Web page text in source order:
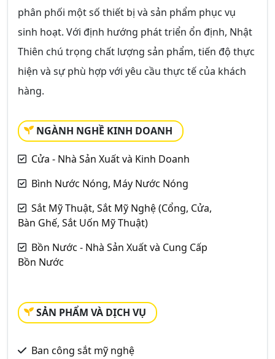
phân phối một số thiết bị và sản phẩm phục vụ
sinh hoạt. Với định hướng phát triển ổn định, Nhật
Thiên chú trọng chất lượng sản phẩm, tiến độ thực
hiện và sự phù hợp với yêu cầu thực tế của khách
hàng.
NGÀNH NGHỀ KINH DOANH
Cửa - Nhà Sản Xuất và Kinh Doanh
Bình Nước Nóng, Máy Nước Nóng
Sắt Mỹ Thuật, Sắt Mỹ Nghệ (Cổng, Cửa,
Bàn Ghế, Sắt Uốn Mỹ Thuật)
Bồn Nước - Nhà Sản Xuất và Cung Cấp
Bồn Nước
SẢN PHẨM VÀ DỊCH VỤ
Ban công sắt mỹ nghệ